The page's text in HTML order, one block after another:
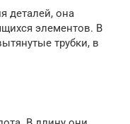
деталей, она
элементов. В
трубки, в